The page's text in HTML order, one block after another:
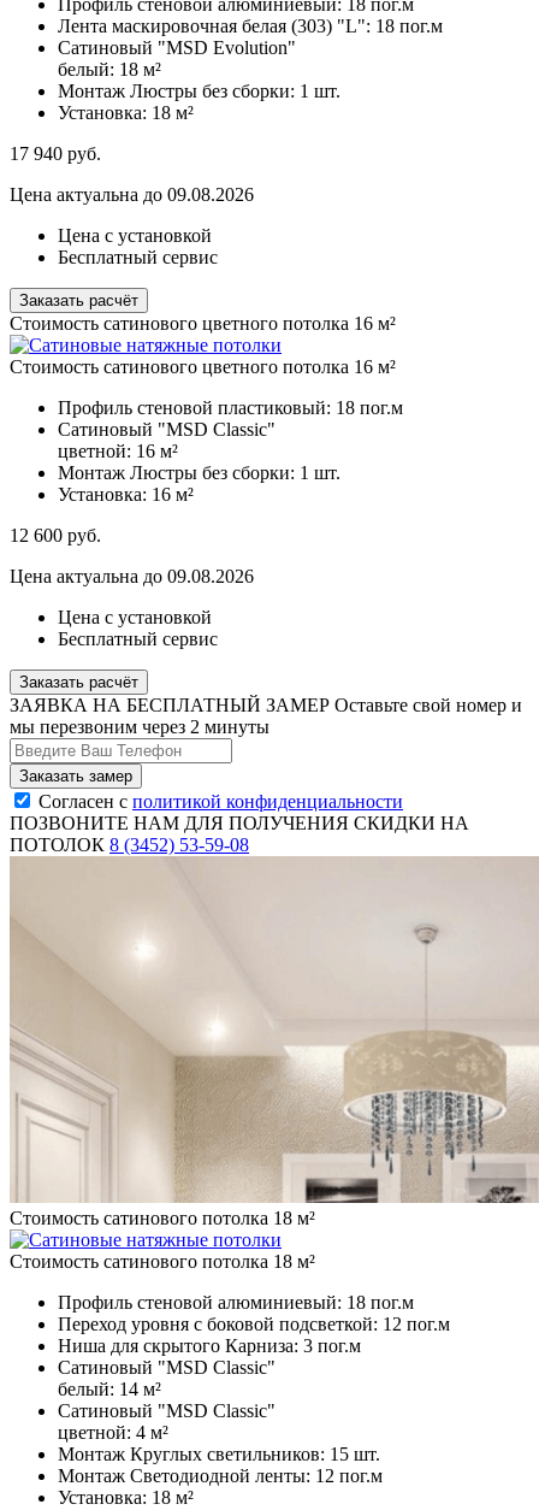
Профиль стеновой алюминиевый:
18 пог.м
Лента маскировочная белая (303) "L": 18 пог.м
Сатиновый "MSD Evolution"
белый: 18 м²
Монтаж Люстры без сборки: 1 шт.
Установка: 18 м²
17 940 руб.
Цена актуальна до 09.08.2026
Цена с установкой
Бесплатный сервис
Заказать расчёт
Стоимость сатинового цветного потолка 16 м²
Стоимость сатинового цветного потолка 16 м²
Профиль стеновой пластиковый: 18 пог.м
Сатиновый "MSD Classic"
цветной: 16 м²
Монтаж Люстры без сборки: 1 шт.
Установка: 16 м²
12 600 руб.
Цена актуальна до 09.08.2026
Цена с установкой
Бесплатный сервис
Заказать расчёт
ЗАЯВКА НА БЕСПЛАТНЫЙ ЗАМЕР Оставьте свой номер и
мы перезвоним через 2 минуты
Согласен с политикой конфиденциальности
ПОЗВОНИТЕ НАМ ДЛЯ ПОЛУЧЕНИЯ СКИДКИ НА
ПОТОЛОК 8 (3452) 53-59-08
Стоимость сатинового потолка 18 м²
Стоимость сатинового потолка 18 м²
Профиль стеновой алюминиевый: 18 пог.м
Переход уровня с боковой подсветкой: 12 пог.м
Ниша для скрытого Карниза: 3 пог.м
Сатиновый "MSD Classic"
белый: 14 м²
Сатиновый "MSD Classic"
цветной: 4 м²
Монтаж Круглых светильников: 15 шт.
Монтаж Светодиодной ленты: 12 пог.м
Установка: 18 м²